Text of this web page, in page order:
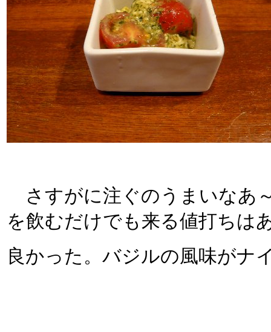
さすがに注ぐのうまいなあ
を飲むだけでも来る値打ちは
良かった。バジルの風味がナ